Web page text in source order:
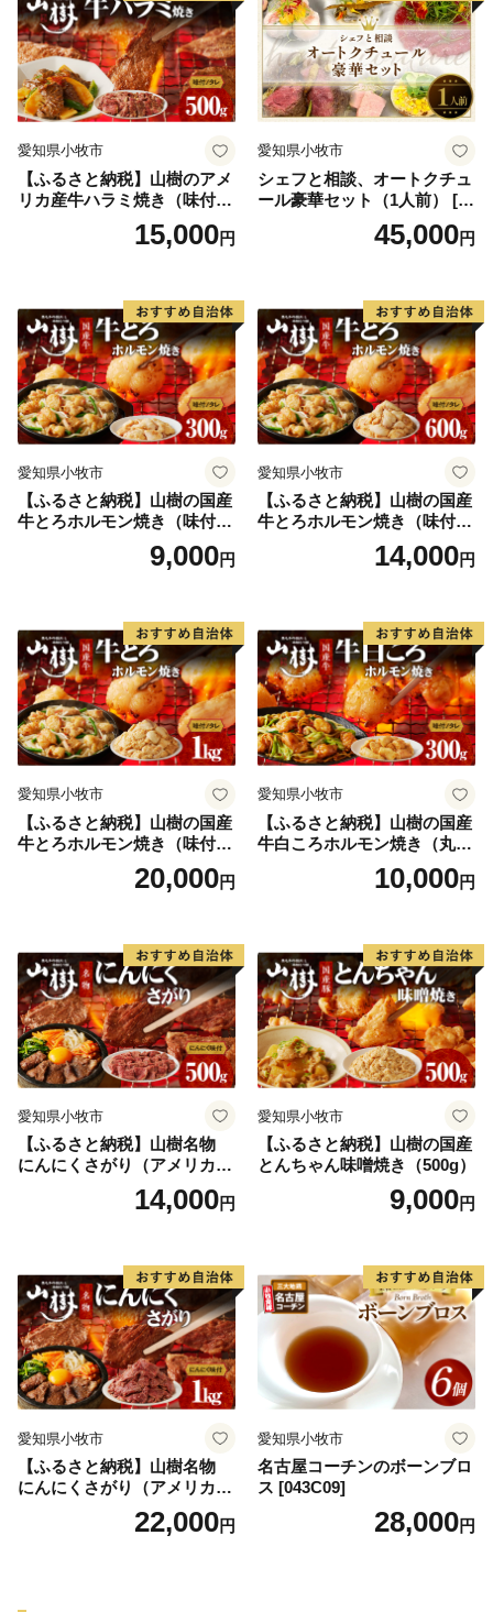
実した都市機能を有しています。現在も、埼玉県南西部
地域の中心都市として発展を続けています。
川越市は、「人がつながり、魅力があふれ、だれもが住
策を着実に進めていくことで、その実現に向けて取り組
んでいます。
ご支援をよろしくお願いします。
愛知県小牧市
【ふるさと納税】山樹のアメ
リカ産牛ハラミ焼き（味付）
15,000円
愛知県小牧市
シェフと相談、オートクチュ
ール豪華セット（1人前） [04
45,000円
愛知県小牧市
【ふるさと納税】山樹の国産
牛とろホルモン焼き（味付/
9,000円
愛知県小牧市
【ふるさと納税】山樹の国産
牛とろホルモン焼き（味付/
タレ） 600g ホルモン 肉
牛肉 山樹 国産牛 とろホルモ
タレ にんにく バーベキュー
BBQ 炒め物 ホルモン丼 野菜
炒め 焼きうどん 下処理済み
愛知県 小牧市 冷凍 送料無料
14,000円
愛知県小牧市
【ふるさと納税】山樹の国産
牛とろホルモン焼き（味付
20,000円
愛知県小牧市
【ふるさと納税】山樹の国産
牛白ころホルモン焼き（丸
腸）味付 300g 肉 牛肉 山
樹 国産牛 白ころホルモン焼
ベキュー 炒め物 ホルモン丼
野菜炒め 焼きうどん 下処理
済み 愛知県 小牧市 送料無料
10,000円
愛知県小牧市
【ふるさと納税】山樹名物
にんにくさがり（アメリカ産
14,000円
愛知県小牧市
【ふるさと納税】山樹の国産
とんちゃん味噌焼き（500g）
9,000円
愛知県小牧市
【ふるさと納税】山樹名物
にんにくさがり（アメリカ産
22,000円
愛知県小牧市
名古屋コーチンのボーンブロ
ス [043C09]
28,000円